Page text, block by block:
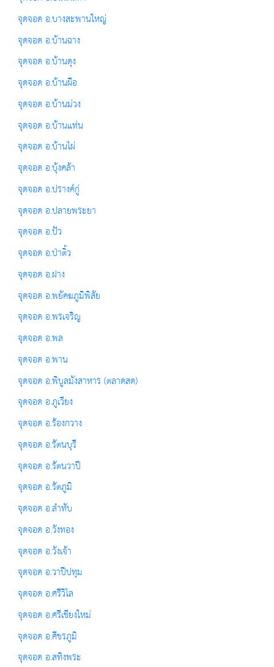
จุดจอด อ.บางสะพานใหญ่
จุดจอด อ.บ้านฉาง
จุดจอด อ.บ้านดุง
จุดจอด อ.บ้านผือ
จุดจอด อ.บ้านม่วง
จุดจอด อ.บ้านแท่น
จุดจอด อ.บ้านไผ่
จุดจอด อ.บุ้งคล้า
จุดจอด อ.ปรางค์กู่
จุดจอด อ.ปลายพระยา
จุดจอด อ.ปัว
จุดจอด อ.ป่าติ้ว
จุดจอด อ.ฝาง
จุดจอด อ.พยัคฆภูมิพิสัย
จุดจอด อ.พรเจริญ
จุดจอด อ.พล
จุดจอด อ.พาน
จุดจอด อ.พิบูลมังสาหาร (ตลาดสด)
จุดจอด อ.ภูเวียง
จุดจอด อ.ร้องกวาง
จุดจอด อ.รัตนบุรี
จุดจอด อ.รัตนวาปี
จุดจอด อ.รัตภูมิ
จุดจอด อ.ลำทับ
จุดจอด อ.วังทอง
จุดจอด อ.วังเจ้า
จุดจอด อ.วาปีปทุม
จุดจอด อ.ศรีวิไล
จุดจอด อ.ศรีเชียงใหม่
จุดจอด อ.ศีขรภูมิ
จุดจอด อ.สทิงพระ